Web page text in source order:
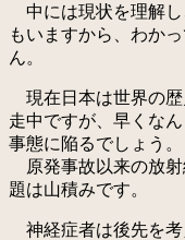
中には現状を理解し
もいますから、わか
ん。
現在日本は世界の歴
走中ですが、早くな
事態に陥るでしょう。
原発事故以来の放射
題は山積みです。
神経症者は後先を考